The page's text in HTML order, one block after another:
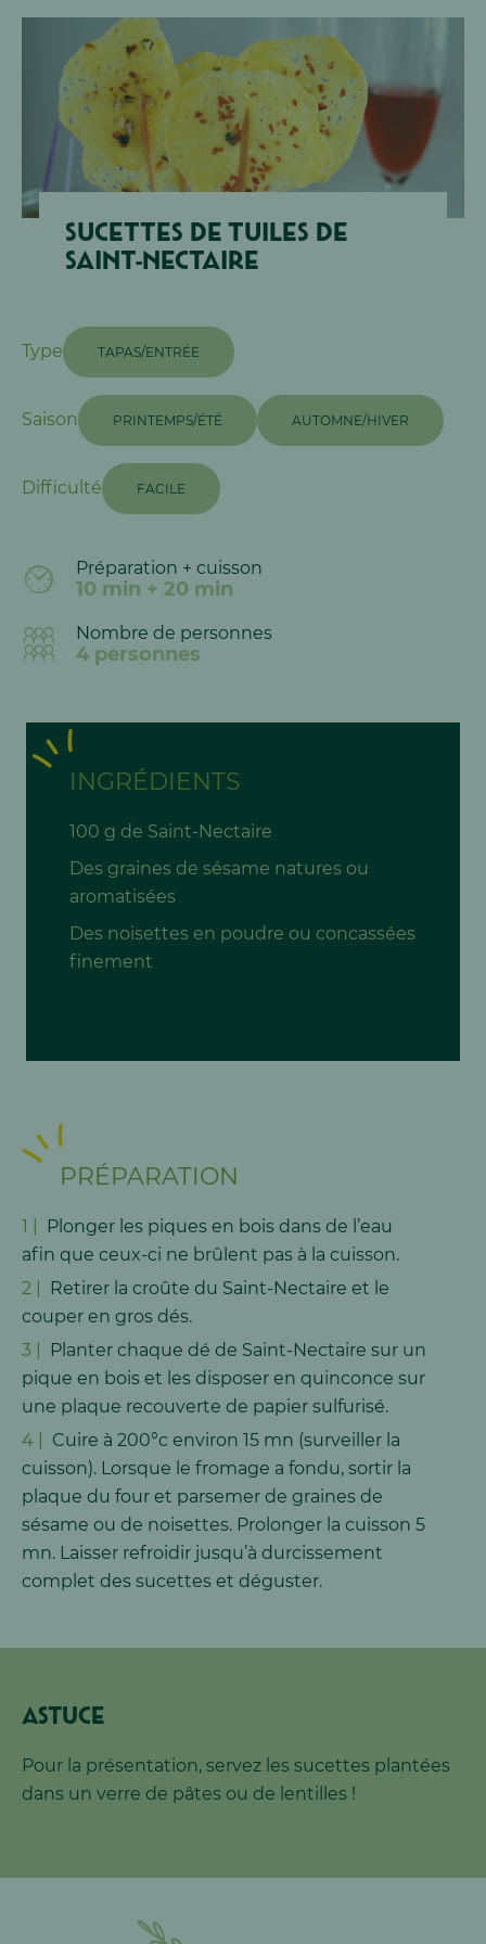
ESPACE DOCUMENTAIRE
ESPACE PRO
Jobs & Carrière
SUCETTES DE TUILES DE
SAINT-NECTAIRE
Type TAPAS/ENTRÉE
Saison PRINTEMPS/ÉTÉ AUTOMNE/HIVER
Difficulté FACILE
Préparation + cuisson
10 min + 20 min
Nombre de personnes
4 personnes
INGRÉDIENTS
100 g de Saint-Nectaire
Des graines de sésame natures ou
aromatisées
Des noisettes en poudre ou concassées
finement
PRÉPARATION
Plonger les piques en bois dans de l’eau
aﬁn que ceux-ci ne brûlent pas à la cuisson.
Retirer la croûte du Saint-Nectaire et le
couper en gros dés.
Planter chaque dé de Saint-Nectaire sur un
pique en bois et les disposer en quinconce sur
une plaque recouverte de papier sulfurisé.
Cuire à 200°c environ 15 mn (surveiller la
cuisson). Lorsque le fromage a fondu, sortir la
plaque du four et parsemer de graines de
sésame ou de noisettes. Prolonger la cuisson 5
mn. Laisser refroidir jusqu’à durcissement
complet des sucettes et déguster.
Astuce
Pour la présentation, servez les sucettes plantées
dans un verre de pâtes ou de lentilles !